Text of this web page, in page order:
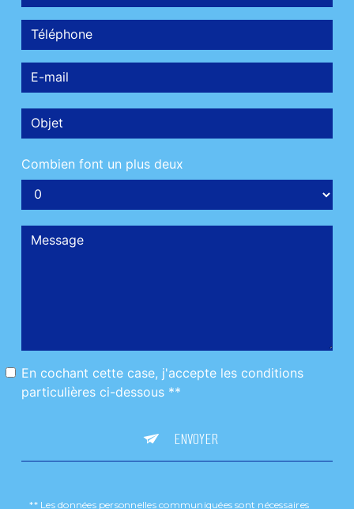
Combien font un plus deux
En cochant cette case, j'accepte les conditions
particulières ci-dessous **
ENVOYER
** Les données personnelles communiquées sont nécessaires